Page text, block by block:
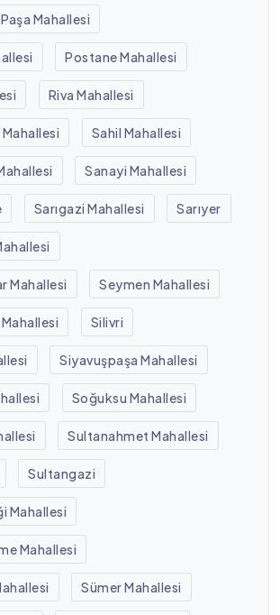
Mahallesi
Postane Mahallesi
Riva Mahallesi
Sahil Mahallesi
Sanayi Mahallesi
Sarıgazi Mahallesi Sarıyer
Mahallesi Seymen Mahallesi
Silivri
Siyavuşpaşa Mahallesi
Soğuksu Mahallesi
Sultanahmet Mahallesi
Sultangazi
Mahallesi
Mahallesi
Sümer Mahallesi